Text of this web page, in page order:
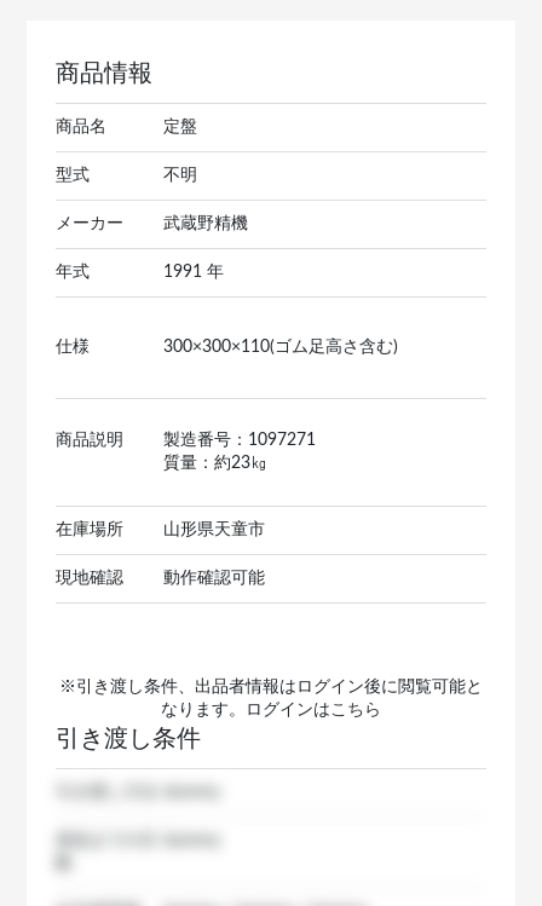
商品情報
商品名 定盤
型式 不明
メーカー 武蔵野精機
年式 1991 年
仕様 300×300×110(ゴム足高さ含む)
商品説明
製造番号：1097271
質量：約23㎏
在庫場所 山形県天童市
現地確認 動作確認可能
※引き渡し条件、出品者情報はログイン後に閲覧可能と
なります。ログインはこちら
引き渡し条件